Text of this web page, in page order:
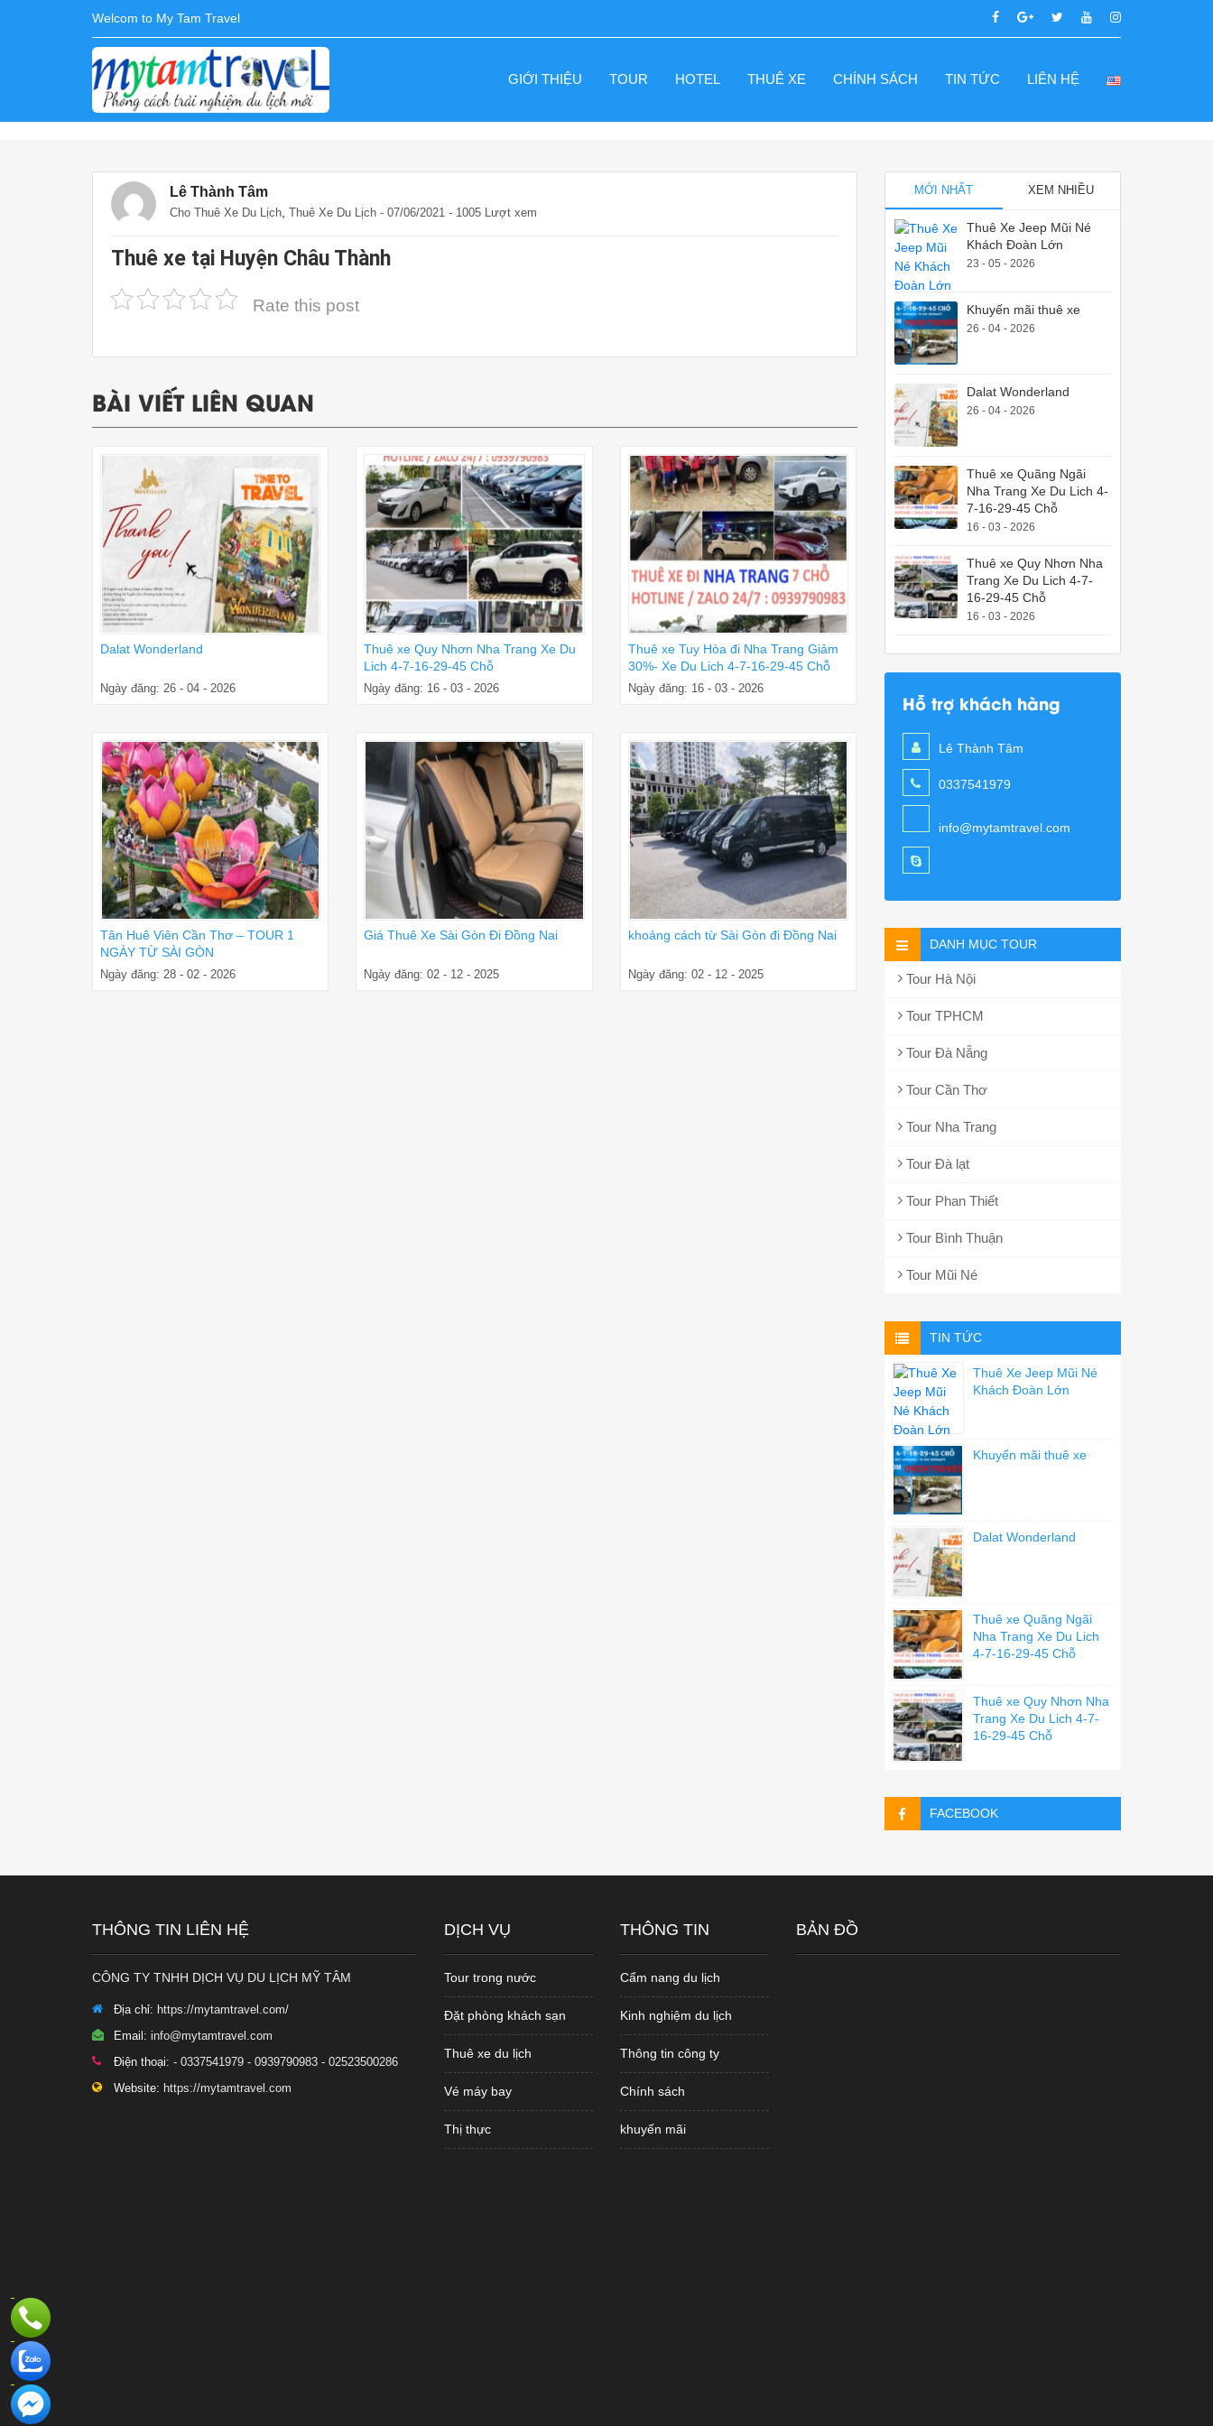
Welcom to My Tam Travel
GIỚI THIỆU TOUR HOTEL THUÊ XE CHÍNH SÁCH TIN TỨC LIÊN HỆ
Lê Thành Tâm
Cho Thuê Xe Du Lịch Thuê Xe Du Lịch - 07/06/2021 - 1005 Lượt xem
Thuê xe tại Huyện Châu Thành
Rate this post
BÀI VIẾT LIÊN QUAN
Dalat Wonderland
Ngày đăng: 26 - 04 - 2026
Thuê xe Quy Nhơn Nha Trang Xe Du
Lich 4-7-16-29-45 Chỗ
Ngày đăng: 16 - 03 - 2026
Thuê xe Tuy Hòa đi Nha Trang Giảm
30%- Xe Du Lich 4-7-16-29-45 Chỗ
Ngày đăng: 16 - 03 - 2026
Tân Huê Viên Cần Thơ – TOUR 1
NGÀY TỪ SÀI GÒN
Ngày đăng: 28 - 02 - 2026
Giá Thuê Xe Sài Gòn Đi Đồng Nai
Ngày đăng: 02 - 12 - 2025
khoảng cách từ Sài Gòn đi Đồng Nai
Ngày đăng: 02 - 12 - 2025
MỚI NHẤT XEM NHIỀU
Thuê Xe Jeep Mũi Né
Khách Đoàn Lớn
23 - 05 - 2026
Khuyến mãi thuê xe
26 - 04 - 2026
Dalat Wonderland
26 - 04 - 2026
Thuê xe Quãng Ngãi
Nha Trang Xe Du Lich 4-
7-16-29-45 Chỗ
16 - 03 - 2026
Thuê xe Quy Nhơn Nha
Trang Xe Du Lich 4-7-
16-29-45 Chỗ
16 - 03 - 2026
Hỗ trợ khách hàng
Lê Thành Tâm
0337541979
info@mytamtravel.com
DANH MỤC TOUR
Tour Hà Nội
Tour TPHCM
Tour Đà Nẵng
Tour Cần Thơ
Tour Nha Trang
Tour Đà lạt
Tour Phan Thiết
Tour Bình Thuận
Tour Mũi Né
TIN TỨC
Thuê Xe Jeep Mũi Né
Khách Đoàn Lớn
Khuyến mãi thuê xe
Dalat Wonderland
Thuê xe Quãng Ngãi
Nha Trang Xe Du Lich
4-7-16-29-45 Chỗ
Thuê xe Quy Nhơn Nha
Trang Xe Du Lich 4-7-
16-29-45 Chỗ
FACEBOOK
THÔNG TIN LIÊN HỆ
CÔNG TY TNHH DỊCH VỤ DU LỊCH MỸ TÂM
Địa chỉ: https://mytamtravel.com/
Email: info@mytamtravel.com
Điện thoại: - 0337541979 - 0939790983 - 02523500286
Website: https://mytamtravel.com
DỊCH VỤ
Tour trong nước
Đặt phòng khách sạn
Thuê xe du lịch
Vé máy bay
Thị thực
THÔNG TIN
Cẩm nang du lịch
Kinh nghiệm du lịch
Thông tin công ty
Chính sách
khuyến mãi
BẢN ĐỒ